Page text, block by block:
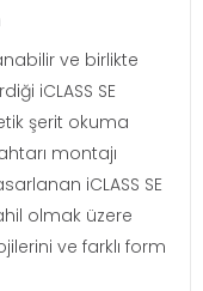
ve birlikte
iCLASS SE
şerit okuma
montajı
iCLASS SE
olmak üzere
ve farklı form